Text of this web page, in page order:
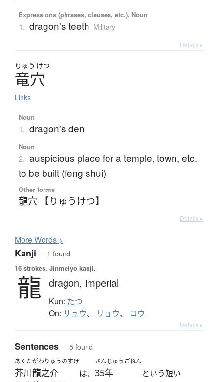
Expressions (phrases, clauses, etc.), Noun
1. dragon's teeth Military
Details ▸
りゅう けつ
竜穴
Links
Noun
1. dragon's den
Noun
2. auspicious place for a temple, town, etc.
to be built (feng shui)
Other forms
龍穴 【りゅうけつ】
Details ▸
MoreWords >
Kanji — 1 found
16 strokes. Jinmeiyō kanji.
龍 dragon, imperial
Kun: たつ
On: リュウ、 リョウ、 ロウ
Details ▸
Sentences— 5 found
あくたがわりゅうのすけ
芥川龍之介 は、
さんじゅうごねん
35年 という短い